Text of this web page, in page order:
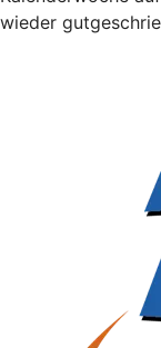
wieder